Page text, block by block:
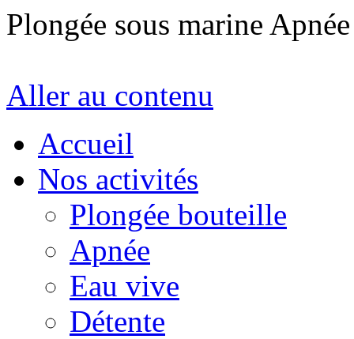
Plongée sous marine
Aller au contenu
Accueil
Nos activités
Plongée bouteille
Apnée
Eau vive
Détente